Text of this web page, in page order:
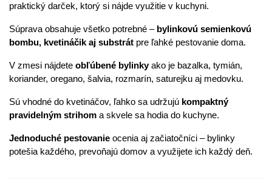
praktický darček, ktorý si nájde využitie v kuchyni.
Súprava obsahuje všetko potrebné – bylinkovú semienkovú
bombu, kvetináčik aj substrát pre ľahké pestovanie doma.
V zmesi nájdete obľúbené bylinkyako je bazalka, tymián,
koriander, oregano, šalvia, rozmarín, saturejku aj medovku.
Sú vhodné do kvetináčov, ľahko sa udržujú kompaktný
pravidelným strihom a skvele sa hodia do kuchyne.
Jednoduché pestovanie ocenia aj začiatočníci – bylinky
potešia každého, prevoňajú domov a využijete ich každý deň.